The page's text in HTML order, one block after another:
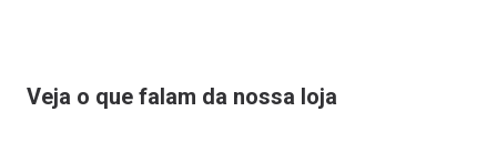
Veja o que falam da nossa loja